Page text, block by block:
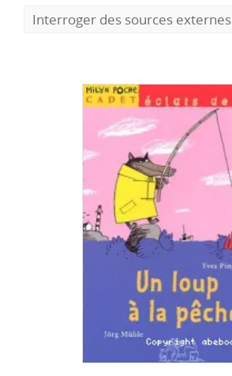
Interroger des sources externes